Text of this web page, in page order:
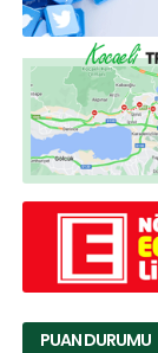
PUAN DURUMU